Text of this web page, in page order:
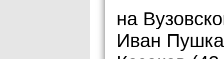
на
Иван